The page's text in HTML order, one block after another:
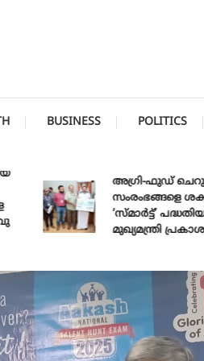
BUSINESS POLITICS
അഗ്രി-ഫുഡ് ചെറുകിട
സംരംഭങ്ങളെ
‘സ്മാര്‍ട്ട്’
മുഖ്യമന്ത്രി പ്രകാശനം